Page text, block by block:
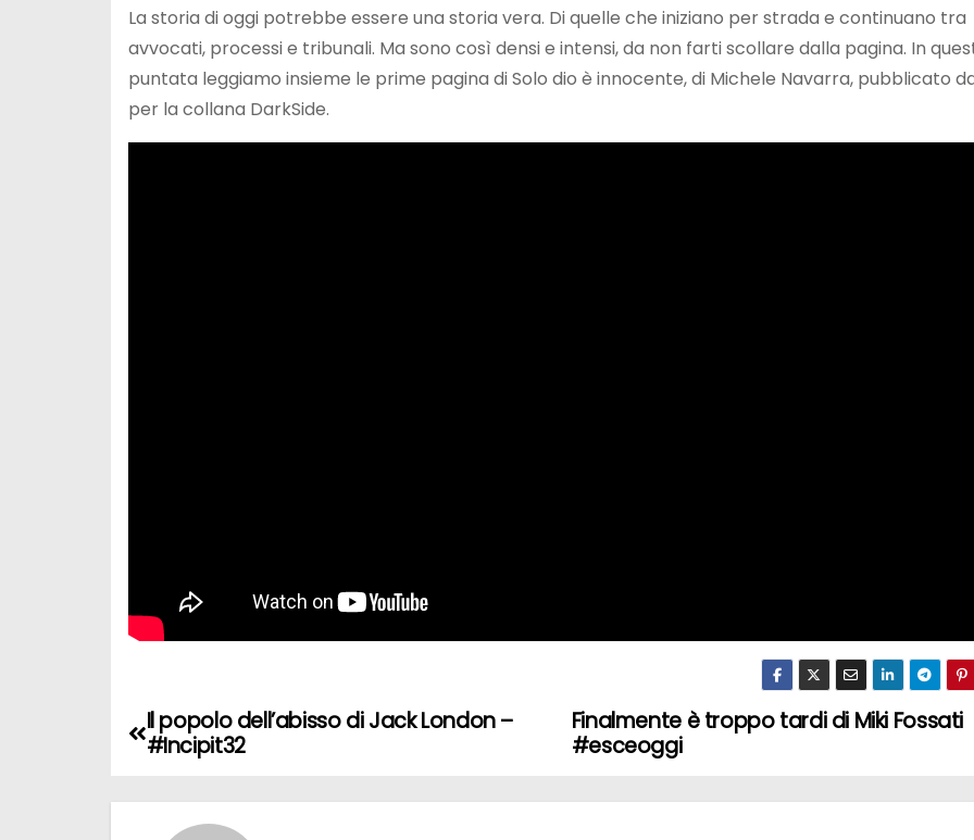
La storia di oggi potrebbe essere una storia vera. Di quelle che iniziano per strada e continuano tra
avvocati, processi e tribunali. Ma sono così densi e intensi, da non farti scollare dalla pagina. In
puntata leggiamo insieme le prime pagina di Solo dio è innocente, di Michele Navarra, pubblicato
per la collana DarkSide.
N
Finalmente è troppo tardi di Miki Fossati
#esceoggi
Il popolo dell’abisso di Jack London –
#Incipit32